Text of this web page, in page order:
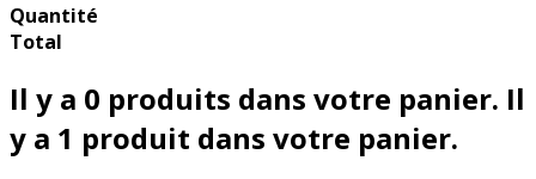
Quantité
Total
Il y a 0 produits dans votre panier. Il
y a 1 produit dans votre panier.